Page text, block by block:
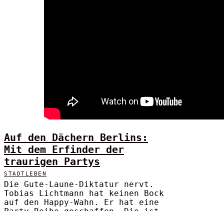
Auf den Dächern Berlins:
Mit dem Erfinder der
traurigen Partys
STADTLEBEN
Die Gute-Laune-Diktatur nervt.
Tobias Lichtmann hat keinen Bock
auf den Happy-Wahn. Er hat eine